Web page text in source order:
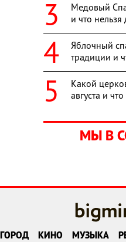
Медовый
и что нельзя
Яблочный
традиции и
Какой
августа и
МЫ В
ГОРОД КИНО МУЗЫКА